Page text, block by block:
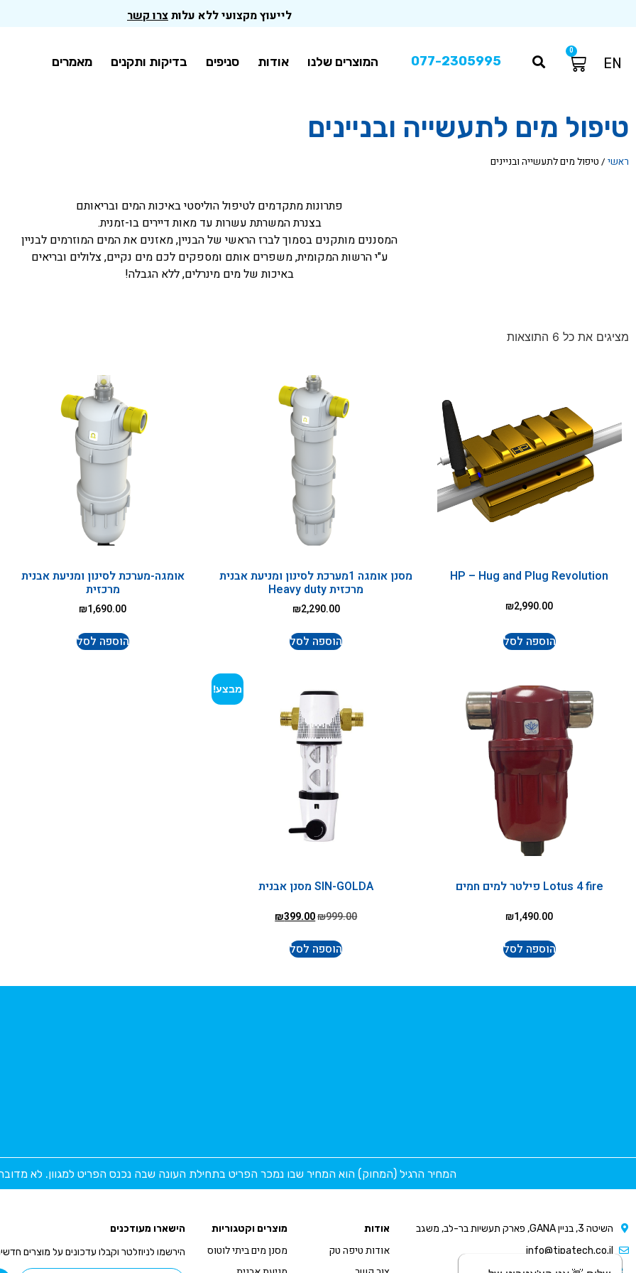
לייעוץ מקצועי ללא עלותצרו קשר
EN
0
077-2305995 המוצרים שלנו אודות סניפים בדיקות ותקנים מאמרים
טיפול מים לתעשייה ובניינים
ראשי / טיפול מים לתעשייה ובניינים
פתרונות מתקדמים לטיפול הוליסטי באיכות המים ובריאותם
בצנרת המשרתת עשרות עד מאות דיירים בו-זמנית.
המסננים מותקנים בסמוך לברז הראשי של הבניין, מאזנים את המים המוזרמים לבניין
ע"י הרשות המקומית, משפרים אותם ומספקים לכם מים נקיים, צלולים ובריאים
באיכות של מים מינרלים, ללא הגבלה!
מציגים את כל ⁦6⁩ התוצאות
HP – Hug and Plug Revolution
₪2,990.00
הוספה לסל
מסנן אומגה 1מערכת לסינון ומניעת אבנית
מרכזית Heavy duty
₪2,290.00
הוספה לסל
אומגה-מערכת לסינון ומניעת אבנית
מרכזית
₪1,690.00
הוספה לסל
Lotus 4 fire פילטר למים חמים
₪1,490.00
הוספה לסל
מבצע!
SIN-GOLDA מסנן אבנית
₪999.00
₪399.00
הוספה לסל
המחיר הרגיל (המחוק) הוא המחיר שבו נמכר הפריט בתחילת העונה שבה נכנס הפריט למגוון. לא
השיטה 3, בניין GANA, פארק תעשיות בר-לב, משגב
info@tipatech.co.il
אודות
אודות טיפה טק
מוצרים וקטגוריות
מסנן מים ביתי לוטוס
הישארו מעודכנים
הירשמו לניוזלטר וקבלו עדכונים על מוצרים